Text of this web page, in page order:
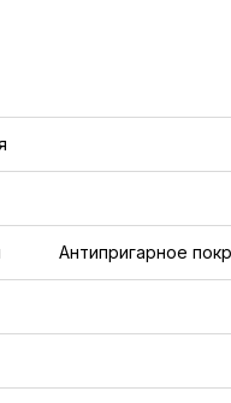
Антипригарное